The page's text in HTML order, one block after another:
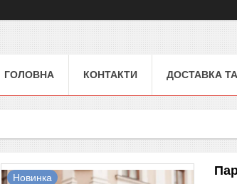
ГОЛОВНА КОНТАКТИ ДОСТАВКА
Новинка